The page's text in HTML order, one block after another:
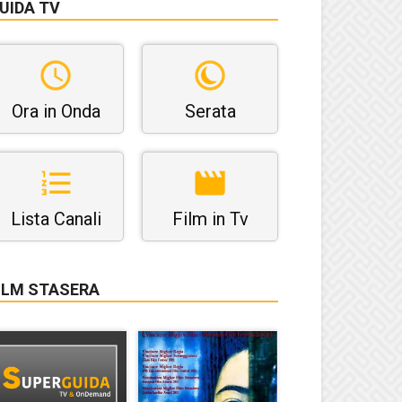
TV
Ora in Onda Serata
Lista Canali Film in Tv
STASERA